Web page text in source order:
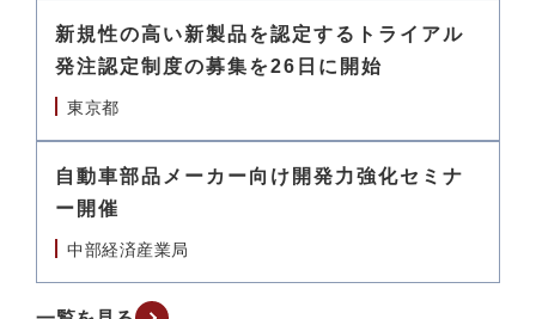
新規性の高い新製品を認定するトライアル
発注認定制度の募集を26日に開始
東京都
自動車部品メーカー向け開発力強化セミナ
ー開催
中部経済産業局